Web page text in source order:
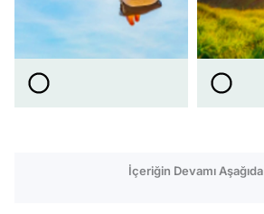
İçeriğin Devamı Aşağıda